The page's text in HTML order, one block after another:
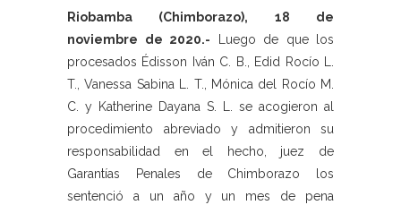
Riobamba (Chimborazo), 18 de
noviembre de 2020.- Luego de que los
procesados Édisson Iván C. B., Edid Rocío L.
T., Vanessa Sabina L. T., Mónica del Rocío M.
C. y Katherine Dayana S. L. se acogieron al
procedimiento abreviado y admitieron su
responsabilidad en el hecho, juez de
Garantías Penales de Chimborazo los
sentenció a un año y un mes de pena